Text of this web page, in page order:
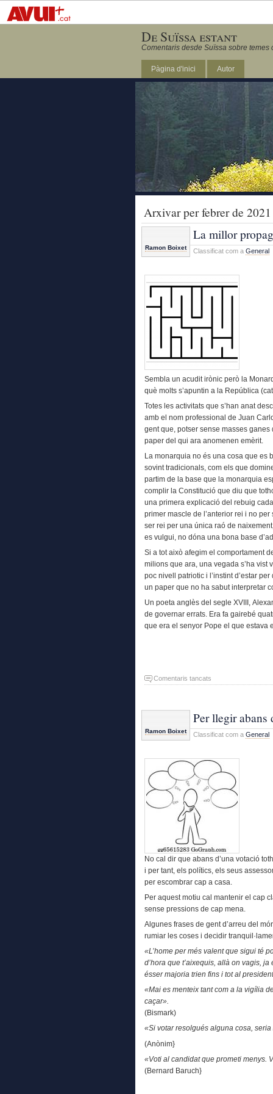
De Suïssa estant
Comentaris desde Suïssa sobre temes
Pàgina d'inici Autor
Arxivar per febrer de 2021
Ramon Boixet
La millor
Classificat com a General
Sembla un acudit irònic però la
què molts s’apuntin a la República
Totes les activitats que s’han anat
amb el nom professional de Juan
gent que, potser sense masses ganes
paper del qui ara anomenen emèrit.
La monarquia no és una cosa que es
sovint tradicionals, com els que
partim de la base que la monarquia
complir la Constitució que diu que
una primera explicació del rebuig
primer mascle de l’anterior rei i no
ser rei per una única raó de
es vulgui, no dóna una bona base
Si a tot això afegim el comportament
milions que ara, una vegada s’ha vist
poc nivell patriotic i l’instint d’estar
un paper que no ha sabut interpretar
Un poeta anglès del segle XVIII,
de governar errats. Era fa gairebé
que era el senyor Pope el que estava
Comentaris tancats
per
la
Ramon Boixet
Per llegir abans
Classificat com a General
No cal dir que abans d’una votació
i per tant, els polítics, els seus
per escombrar cap a casa.
Per aquest motiu cal mantenir el cap
sense pressions de cap mena.
Algunes frases de gent d’arreu del
rumiar les coses i decidir
«L’home per més valent que sigui té
d’hora que t’aixequis, allà on vagis,
ésser majoria trien fins i tot al
«Mai es menteix tant com a la vigília
caçar».
(Bismark)
«Si votar resolgués alguna cosa, seria
(Anònim}
«Voti al candidat que prometi menys.
(Bernard Baruch}